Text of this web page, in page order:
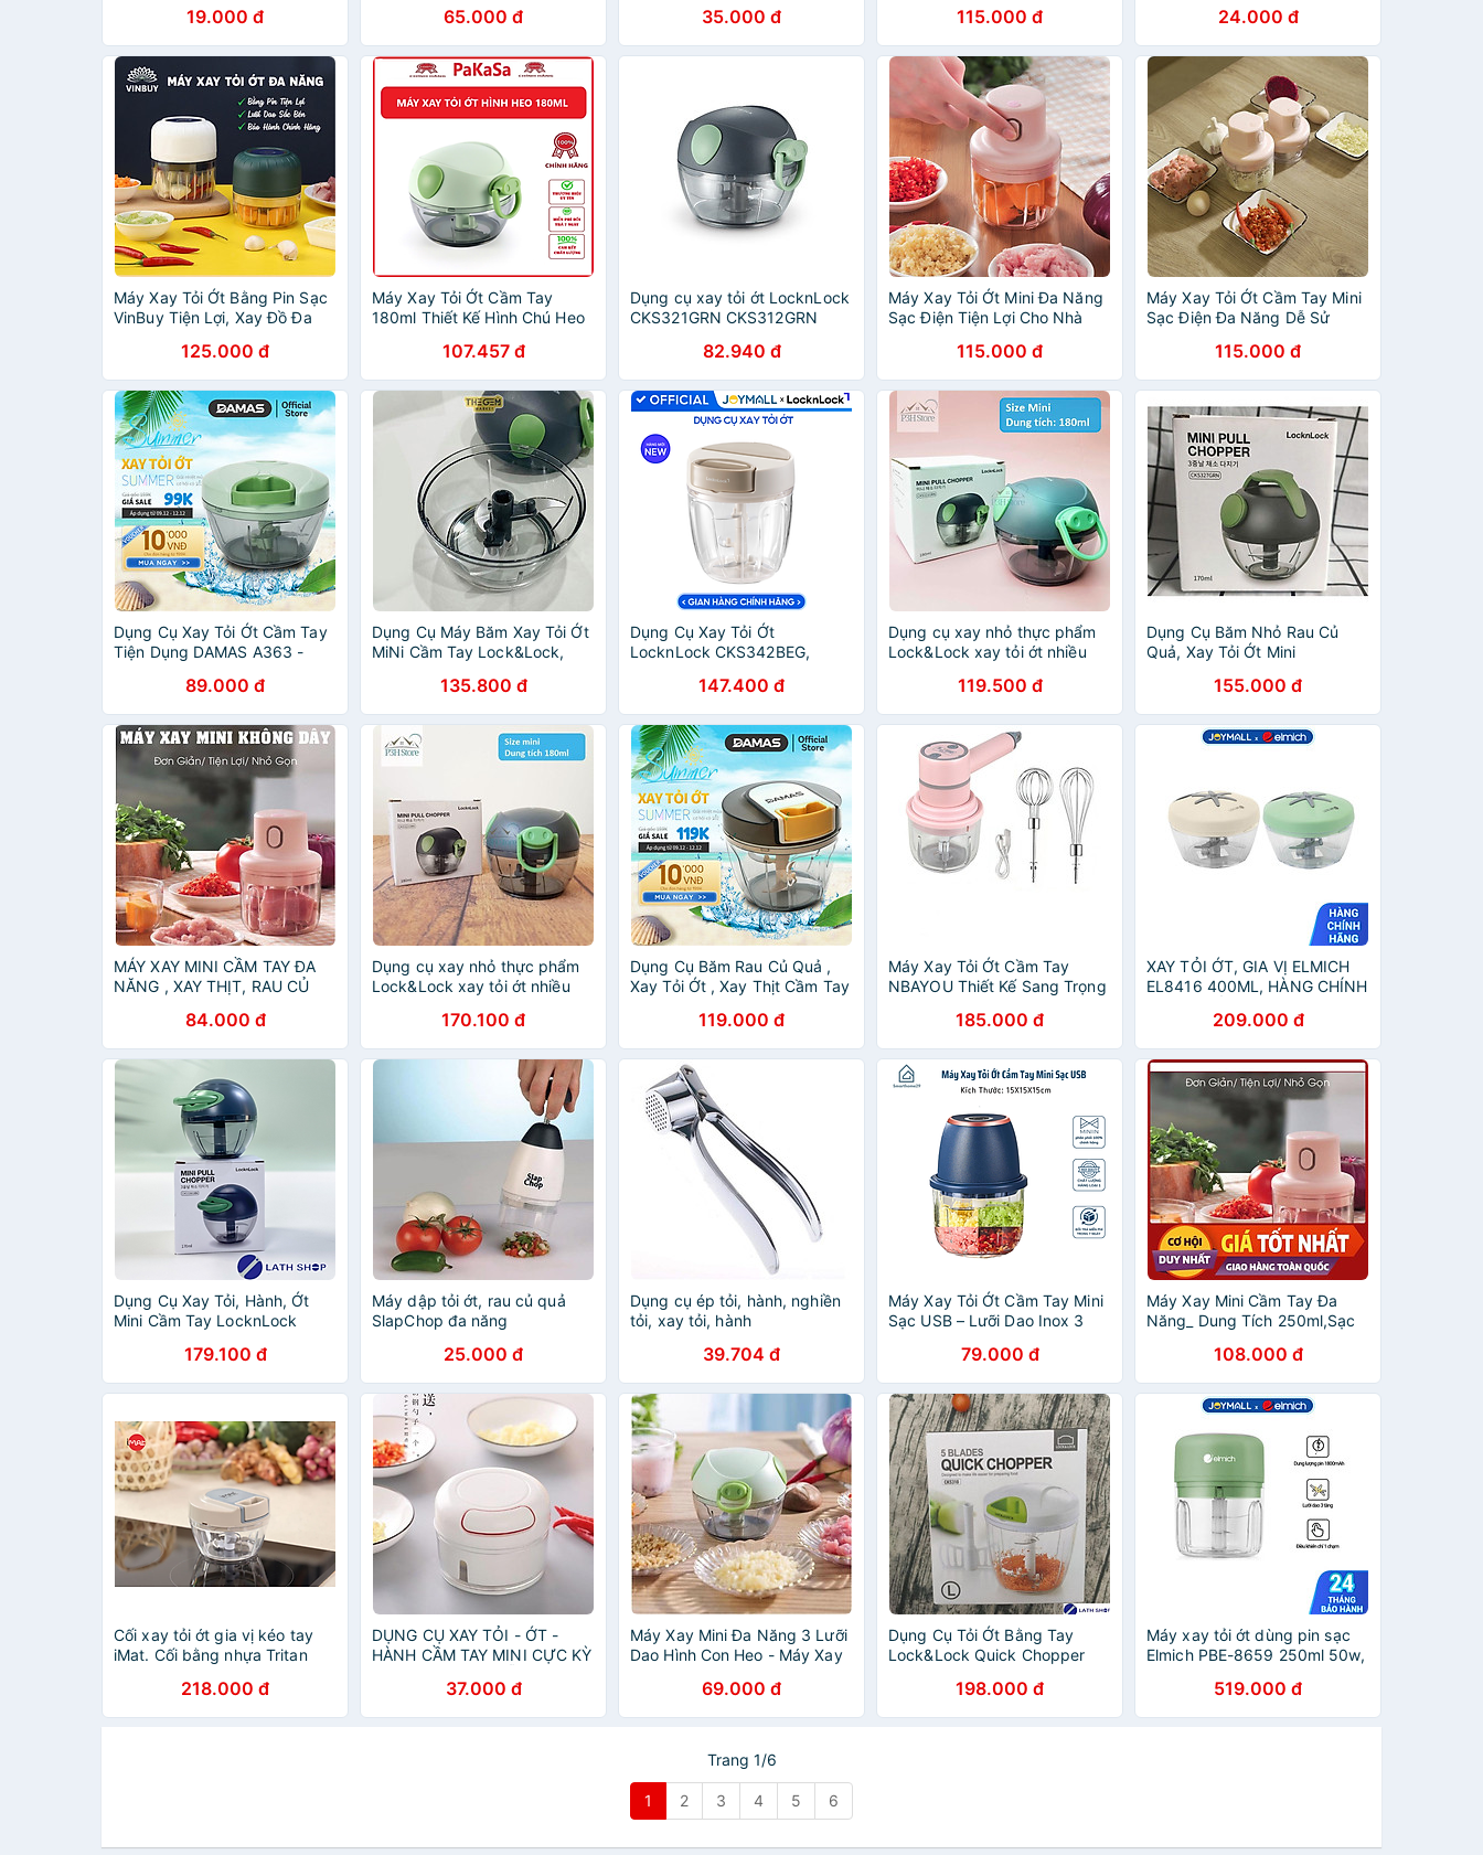
19.000 đ 65.000 đ 35.000 đ 115.000 đ 24.000 đ
Máy Xay Tỏi Ớt Bằng Pin Sạc
VinBuy Tiện Lợi, Xay Đồ Đa
Với 3 Lưỡi Dao Thép Không Gỉ,
Dung Tích 100ml, 250ml –
Hàng Chính Hãng
125.000 đ
Máy Xay Tỏi Ớt Cầm Tay
180ml Thiết Kế Hình Chú Heo
Năng Đồ Ăn Dặm Dạng Kéo
Mini Đa Năng
107.457 đ
Dụng cụ xay tỏi ớt LocknLock
CKS321GRN CKS312GRN
kéo tay đơn giản
82.940 đ
Máy Xay Tỏi Ớt Mini Đa Năng
Sạc Điện Tiện Lợi Cho Nhà
115.000 đ
Máy Xay Tỏi Ớt Cầm Tay Mini
Sạc Điện Đa Năng Dễ Sử
115.000 đ
Dụng Cụ Xay Tỏi Ớt Cầm Tay
Tiện Dụng DAMAS A363 -
89.000 đ
Dụng Cụ Máy Băm Xay Tỏi Ớt
MiNi Cầm Tay Lock&Lock,
Đa Năng Làm Đồ Ăn Dặm Cho
Bé - Chính Hãng
135.800 đ
Dụng Cụ Xay Tỏi Ớt
LocknLock CKS342BEG,
Hàng Chính Hãng, Kéo Tay -
JoyMall
147.400 đ
Dụng cụ xay nhỏ thực phẩm
Lock&Lock xay tỏi ớt nhiều
CKS308 CKS309 CKS310
CKS321
119.500 đ
Dụng Cụ Băm Nhỏ Rau Củ
Quả, Xay Tỏi Ớt Mini
(hàng chính hãng)
155.000 đ
MÁY XAY MINI CẦM TAY ĐA
NĂNG , XAY THỊT, RAU CỦ
250ML CÓ SẠC ĐIỆN
84.000 đ
Dụng cụ xay nhỏ thực phẩm
Lock&Lock xay tỏi ớt nhiều
CKS312 CKS313 CKS314
P3hstore
170.100 đ
Dụng Cụ Băm Rau Củ Quả ,
Xay Tỏi Ớt , Xay Thịt Cầm Tay
- Hàng chính hãng
119.000 đ
Máy Xay Tỏi Ớt Cầm Tay
NBAYOU Thiết Kế Sang Trọng
185.000 đ
XAY TỎI ỚT, GIA VỊ ELMICH
EL8416 400ML, HÀNG CHÍNH
LƯỠI DAO INOX - JOYMALL
209.000 đ
Dụng Cụ Xay Tỏi, Hành, Ớt
Mini Cầm Tay LocknLock
Hàng Chính Hãng
179.100 đ
Máy dập tỏi ớt, rau củ quả
SlapChop đa năng
25.000 đ
Dụng cụ ép tỏi, hành, nghiền
tỏi, xay tỏi, hành
39.704 đ
Máy Xay Tỏi Ớt Cầm Tay Mini
Sạc USB – Lưỡi Dao Inox 3
HÀNG CHÍNH HÃNG MINIIN
79.000 đ
Máy Xay Mini Cầm Tay Đa
Năng_ Dung Tích 250ml,Sạc
Rau Củ Quả Tiện Dụng
108.000 đ
Cối xay tỏi ớt gia vị kéo tay
iMat. Cối bằng nhựa Tritan
tầng sắc bén218.000 đ
DỤNG CỤ XAY TỎI - ỚT -
HÀNH CẦM TAY MINI CỰC KỲ
37.000 đ
Máy Xay Mini Đa Năng 3 Lưỡi
Dao Hình Con Heo - Máy Xay
Rút Dung Tích 180ml
69.000 đ
Dụng Cụ Tỏi Ớt Bằng Tay
Lock&Lock Quick Chopper
198.000 đ
Máy xay tỏi ớt dùng pin sạc
Elmich PBE-8659 250ml 50w,
24 tháng - JoyMall
519.000 đ
Trang 1/6
1 2 3 4 5 6